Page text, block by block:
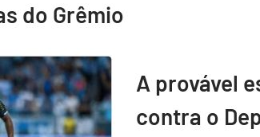
do Grêmio
A provável
contra o